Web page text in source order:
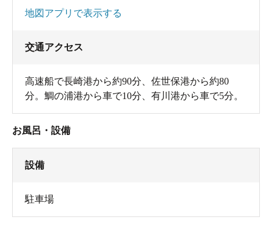
地図アプリで表示する
交通アクセス
高速船で長崎港から約90分、佐世保港から約80
分。鯛の浦港から車で10分、有川港から車で5分。
お風呂・設備
設備
駐車場